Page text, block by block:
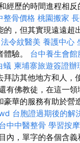
經歷的時間進程相反
整骨價格 桃園搬家
，但其實現遠遠
法令紋醫美 養護中心
驗。 台中養生會館
蟻 柬埔寨旅遊簽證辦
訪其他地方和人，
有佛教徒，在這一
華的服務有助於營
台胞證過期後的解
中中醫整骨 學習按
內，單字的各個含